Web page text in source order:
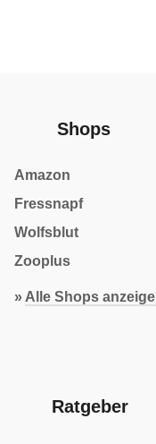
Shops
Amazon
Fressnapf
Wolfsblut
Zooplus
» Alle Shops
Ratgeber